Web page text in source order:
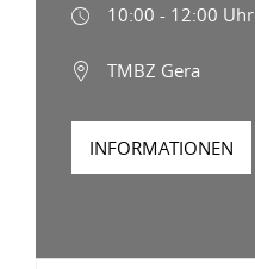
10:00 - 12:00 Uhr
TMBZ Gera
INFORMATIONEN